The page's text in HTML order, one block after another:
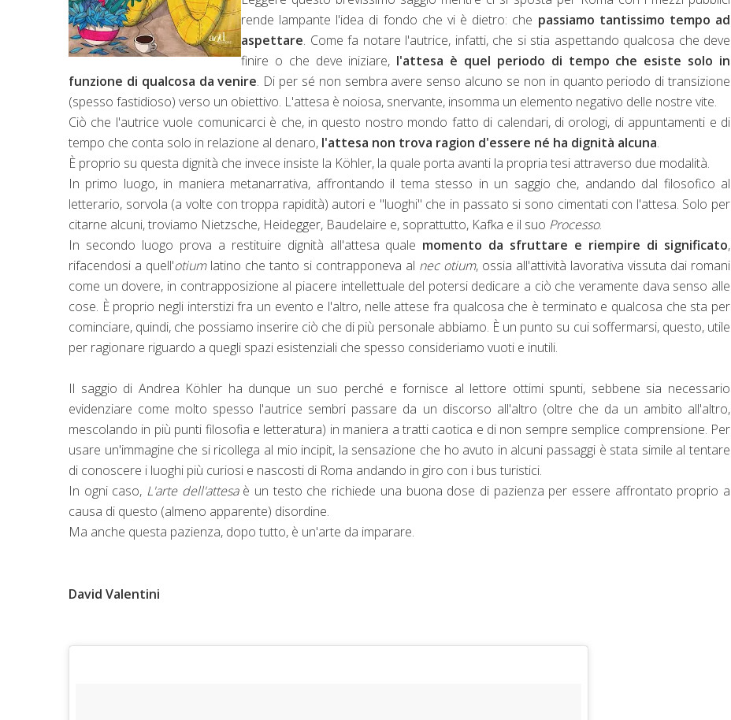
rende lampante l'idea di fondo che vi è dietro: che passiamo tantissimo tempo ad
aspettare. Come fa notare l'autrice, infatti, che si stia aspettando qualcosa che deve
finire o che deve iniziare, l'attesa è quel periodo di tempo che esiste solo in
funzione di qualcosa da venire. Di per sé non sembra avere senso alcuno se non in quanto periodo di transizione
(spesso fastidioso) verso un obiettivo. L'attesa è noiosa, snervante, insomma un elemento negativo delle nostre vite.
Ciò che l'autrice vuole comunicarci è che, in questo nostro mondo fatto di calendari, di orologi, di appuntamenti e di
tempo che conta solo in relazione al denaro, l'attesa non trova ragion d'essere né ha dignità alcuna.
È proprio su questa dignità che invece insiste la Köhler, la quale porta avanti la propria tesi attraverso due modalità.
In primo luogo, in maniera metanarrativa, affrontando il tema stesso in un saggio che, andando dal filosofico al
letterario, sorvola (a volte con troppa rapidità) autori e "luoghi" che in passato si sono cimentati con l'attesa. Solo per
citarne alcuni, troviamo Nietzsche, Heidegger, Baudelaire e, soprattutto, Kafka e il suo Processo.
In secondo luogo prova a restituire dignità all'attesa quale momento da sfruttare e riempire di significato,
rifacendosi a quell'otiumlatino che tanto si contrapponeva al nec otium, ossia all'attività lavorativa vissuta dai romani
come un dovere, in contrapposizione al piacere intellettuale del potersi dedicare a ciò che veramente dava senso alle
cose. È proprio negli interstizi fra un evento e l'altro, nelle attese fra qualcosa che è terminato e qualcosa che sta per
cominciare, quindi, che possiamo inserire ciò che di più personale abbiamo. È un punto su cui soffermarsi, questo, utile
per ragionare riguardo a quegli spazi esistenziali che spesso consideriamo vuoti e inutili.
Il saggio di Andrea Köhler ha dunque un suo perché e fornisce al lettore ottimi spunti, sebbene sia necessario
evidenziare come molto spesso l'autrice sembri passare da un discorso all'altro (oltre che da un ambito all'altro,
mescolando in più punti filosofia e letteratura) in maniera a tratti caotica e di non sempre semplice comprensione. Per
usare un'immagine che si ricollega al mio incipit, la sensazione che ho avuto in alcuni passaggi è stata simile al tentare
di conoscere i luoghi più curiosi e nascosti di Roma andando in giro con i bus turistici.
In ogni caso, L'arte dell'attesa è un testo che richiede una buona dose di pazienza per essere affrontato proprio a
causa di questo (almeno apparente) disordine.
Ma anche questa pazienza, dopo tutto, è un'arte da imparare.
David Valentini